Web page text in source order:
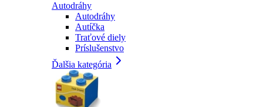
Autodráhy
Autodráhy
Autíčka
Traťové diely
Príslušenstvo
Ďalšia kategória